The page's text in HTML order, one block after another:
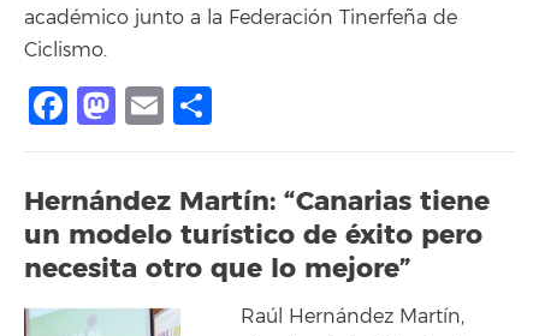
académico junto a la Federación Tinerfeña de
Ciclismo.
Facebook
Mastodon
Email
Hernández Martín: “Canarias tiene
un modelo turístico de éxito pero
necesita otro que lo mejore”
Raúl Hernández Martín,